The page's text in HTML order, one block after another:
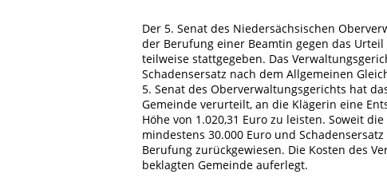
Der 5. Senat des Niedersächsischen
der Berufung einer Beamtin gegen das Urteil
teilweise stattgegeben. Das
Schadensersatz nach dem Allgemeinen
5. Senat des Oberverwaltungsgerichts hat
Gemeinde verurteilt, an die Klägerin eine
Höhe von 1.020,31 Euro zu leisten. Soweit
mindestens 30.000 Euro und
Berufung zurückgewiesen. Die Kosten des
beklagten Gemeinde auferlegt.